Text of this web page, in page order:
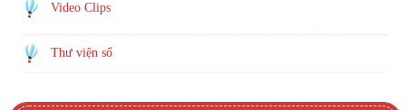
Video Clips
Thư viện số